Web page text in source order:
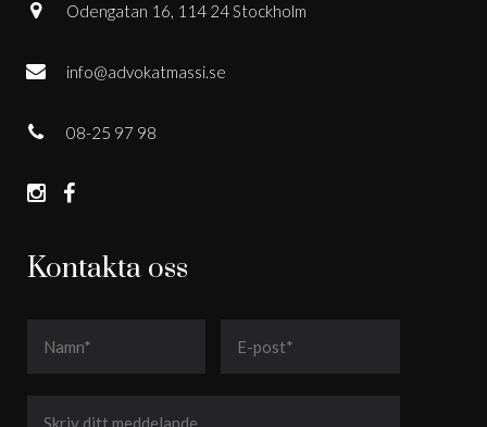
Kontakta oss
Odengatan 16, 114 24 Stockholm
info@advokatmassi.se
08-25 97 98